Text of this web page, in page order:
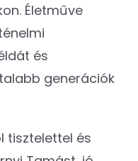
Életműve
és
generációk
tisztelettel és